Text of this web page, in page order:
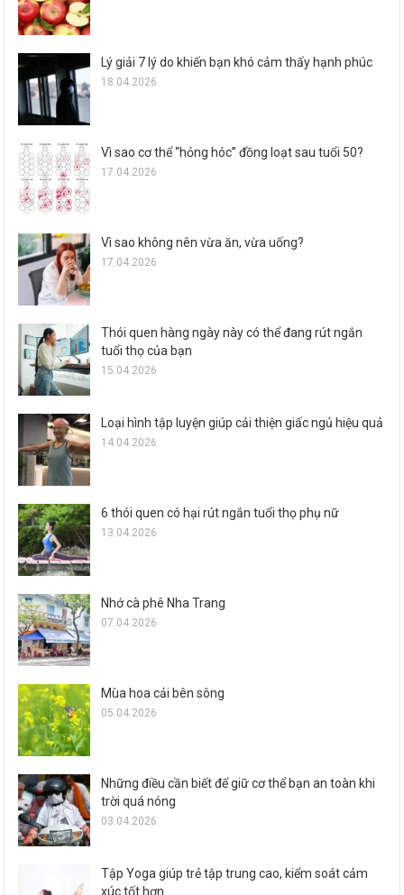
Lý giải 7 lý do khiến bạn khó cảm thấy hạnh phúc
18.04.2026
Vì sao cơ thể “hỏng hóc” đồng loạt sau tuổi 50?
17.04.2026
Vì sao không nên vừa ăn, vừa uống?
17.04.2026
Thói quen hàng ngày này có thể đang rút ngắn
tuổi thọ của bạn
15.04.2026
Loại hình tập luyện giúp cải thiện giấc ngủ hiệu quả
14.04.2026
6 thói quen có hại rút ngắn tuổi thọ phụ nữ
13.04.2026
Nhớ cà phê Nha Trang
07.04.2026
Mùa hoa cải bên sông
05.04.2026
Những điều cần biết để giữ cơ thể bạn an toàn khi
trời quá nóng
03.04.2026
Tập Yoga giúp trẻ tập trung cao, kiểm soát cảm
xúc tốt hơn